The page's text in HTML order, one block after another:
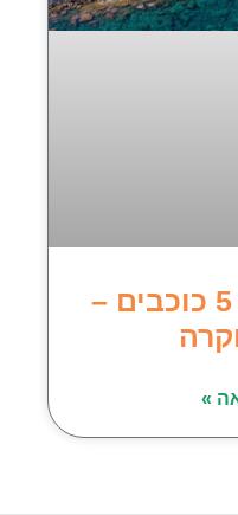
ניקוסיה מלונות 5 כוכבים –
»